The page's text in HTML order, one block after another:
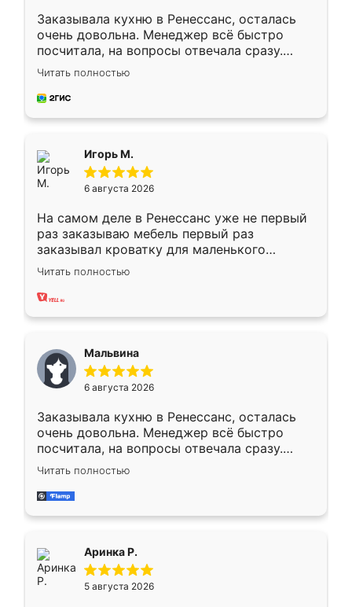
Заказывала кухню в Ренессанс, осталась
очень довольна. Менеджер всё быстро
посчитала, на вопросы отвечала сразу.
Замерщик приехал в субботу, подошёл к
делу со всей ответственностью. Собрали
за день, ребята работали аккуратно, даже
Читать полностью
Игорь М.
6 августа 2026
На самом деле в Ренессанс уже не первый
раз заказываю мебель первый раз
заказывал кроватку для маленького
ребёнка при его рождении ,во второй раз
заказал шкаф-купе. По качеству очень
хорошее сборка достаточно быстрая,
меньше, здесь же он более разнообразный.
Мне нравится ,если что-то потребуется из
мебели буду заказывать только здесь.
Читать полностью
Мальвина
6 августа 2026
Заказывала кухню в Ренессанс, осталась
очень довольна. Менеджер всё быстро
посчитала, на вопросы отвечала сразу.
Замерщик приехал в субботу, подошёл к
делу со всей ответственностью. Собрали
за день, ребята работали аккуратно, даже
Читать полностью
Аринка Р.
5 августа 2026